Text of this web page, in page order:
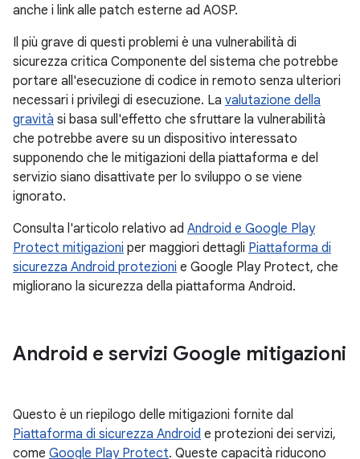
anche i link alle patch esterne ad AOSP.
Il più grave di questi problemi è una vulnerabilità di
sicurezza critica Componente del sistema che potrebbe
portare all'esecuzione di codice in remoto senza ulteriori
necessari i privilegi di esecuzione. La valutazione della
gravità si basa sull'effetto che sfruttare la vulnerabilità
che potrebbe avere su un dispositivo interessato
supponendo che le mitigazioni della piattaforma e del
servizio siano disattivate per lo sviluppo o se viene
ignorato.
Consulta l'articolo relativo ad Android e Google Play
Protect mitigazioni per maggiori dettagli Piattaforma di
sicurezza Android protezioni e Google Play Protect, che
migliorano la sicurezza della piattaforma Android.
Android e servizi Google mitigazioni
Questo è un riepilogo delle mitigazioni fornite dal
Piattaforma di sicurezza Android e protezioni dei servizi,
come Google Play Protect. Queste capacità riducono